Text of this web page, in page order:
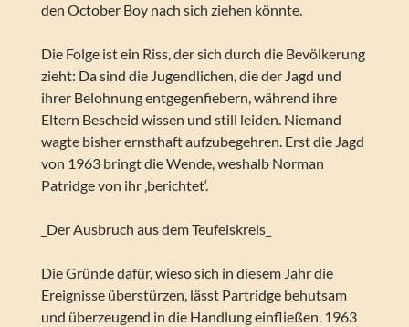
den October Boy nach sich ziehen könnte.
Die Folge ist ein Riss, der sich durch die Bevölkerung
zieht: Da sind die Jugendlichen, die der Jagd und
ihrer Belohnung entgegenfiebern, während ihre
Eltern Bescheid wissen und still leiden. Niemand
wagte bisher ernsthaft aufzubegehren. Erst die Jagd
von 1963 bringt die Wende, weshalb Norman
Patridge von ihr ‚berichtet‘.
_Der Ausbruch aus dem Teufelskreis_
Die Gründe dafür, wieso sich in diesem Jahr die
Ereignisse überstürzen, lässt Partridge behutsam
und überzeugend in die Handlung einfließen. 1963